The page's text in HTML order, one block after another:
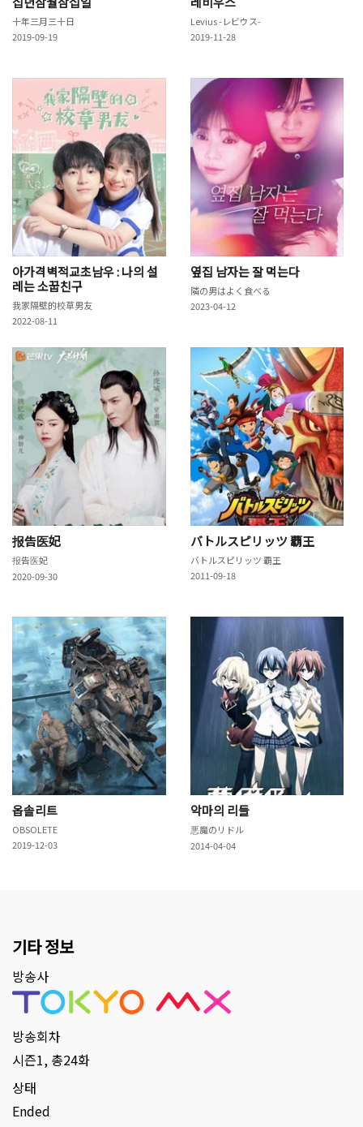
十年三月三十日
2019-09-19
Levius -レビウス-
2019-11-28
아가격벽적교초남우 : 나의 설
레는 소꿉친구
我家隔壁的校草男友
2022-08-11
옆집 남자는 잘 먹는다
隣の男はよく食べる
2023-04-12
报告医妃
报告医妃
2020-09-30
バトルスピリッツ 覇王
バトルスピリッツ 覇王
2011-09-18
옵솔리트
OBSOLETE
2019-12-03
악마의 리들
悪魔のリドル
2014-04-04
기타 정보
방송사
방송회차
시즌1, 총24화
상태
Ended